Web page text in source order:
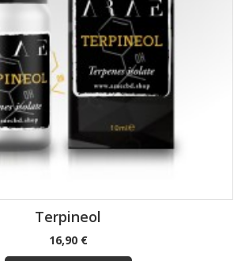
Terpineol
Precio
16,90 €